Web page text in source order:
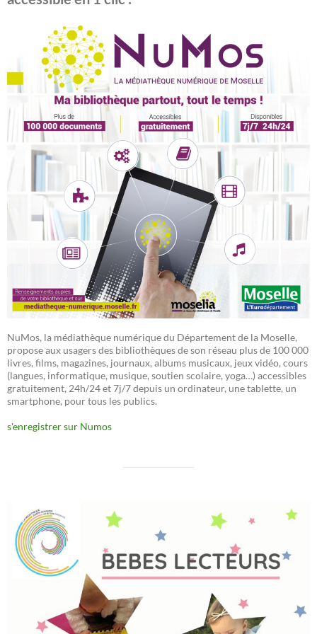
NuMos, la médiathèque numérique du Département de la Moselle,
propose aux usagers des bibliothèques de son réseau plus de 100 000
livres, films, magazines, journaux, albums musicaux, jeux vidéo, cours
(langues, informatique, musique, soutien scolaire, yoga…) accessibles
gratuitement, 24h/24 et 7j/7 depuis un ordinateur, une tablette, un
smartphone, pour tous les publics.
s'enregistrer sur Numos